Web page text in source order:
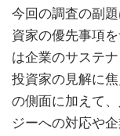
今回の調査の副
資家の優先事項
は企業のサステ
投資家の見解に
の側面に加えて
ジーへの対応や